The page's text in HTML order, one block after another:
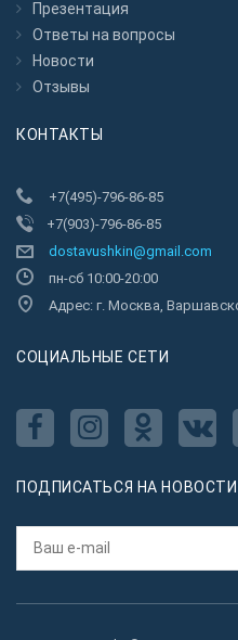
Презентация
Ответы на вопросы
Новости
Отзывы
КОНТАКТЫ
+7(495)-796-86-85
+7(903)-796-86-85
dostavushkin@gmail.com
пн-сб 10:00-20:00
Адрес: г. Москва,
CОЦИАЛЬНЫЕ СЕТИ
ПОДПИСАТЬСЯ НА НОВОСТИ